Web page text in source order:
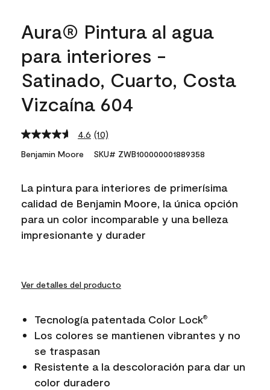
Aura® Pintura al agua
para interiores -
Satinado, Cuarto, Costa
Vizcaína 604
4.6 Read
10
Reviews.
link.
(10)
Benjamin Moore SKU# ZWB100000001889358
La pintura para interiores de primerísima
calidad de Benjamin Moore, la única opción
para un color incomparable y una belleza
impresionante y durader
Ver detalles del producto
Tecnología patentada Color Lock®
Los colores se mantienen vibrantes y no
se traspasan
Resistente a la descoloración para dar un
color duradero